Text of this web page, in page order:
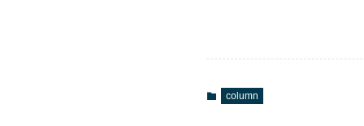
column